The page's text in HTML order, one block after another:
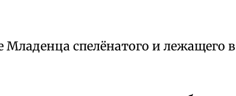
спелёнатого и лежащего в